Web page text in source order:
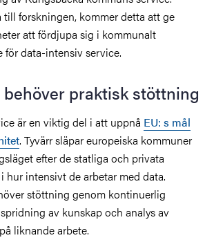
forskningen, kommer detta att ge
att fördjupa sig i kommunalt
för data-intensiv service.
behöver praktisk stöttning
är en viktig del i att uppnå EU: s mål
. Tyvärr släpar europeiska kommuner
efter de statliga och privata
hur intensivt de arbetar med data.
stöttning genom kontinuerlig
av kunskap och analys av
liknande arbete.